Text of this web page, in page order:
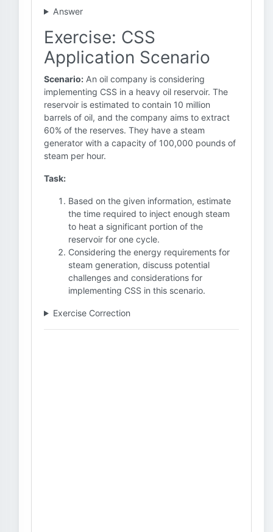
Answer
Exercise: CSS
Application Scenario
Scenario: An oil company is considering
implementing CSS in a heavy oil reservoir. The
reservoir is estimated to contain 10 million
barrels of oil, and the company aims to extract
60% of the reserves. They have a steam
generator with a capacity of 100,000 pounds of
steam per hour.
Task:
Based on the given information, estimate
the time required to inject enough steam
to heat a significant portion of the
reservoir for one cycle.
Considering the energy requirements for
steam generation, discuss potential
challenges and considerations for
implementing CSS in this scenario.
Exercise Correction